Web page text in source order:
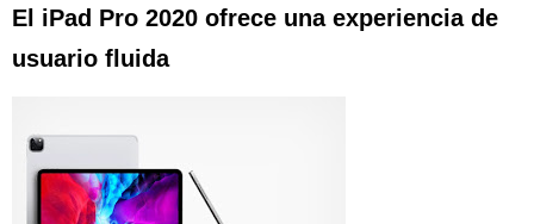
El iPad Pro 2020 ofrece una experiencia de
usuario fluida